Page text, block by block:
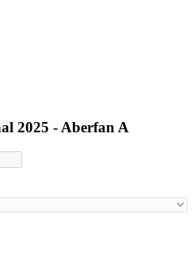
2025 - Aberfan A